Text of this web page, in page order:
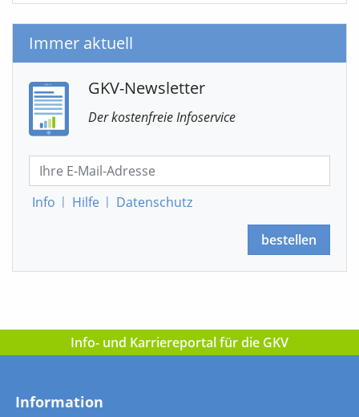
Immer aktuell
GKV-Newsletter
Der kostenfreie Infoservice
Info | Hilfe | Datenschutz
bestellen
Info- und Karriereportal für die GKV
Information